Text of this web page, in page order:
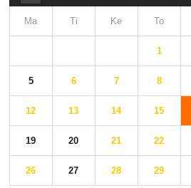
Ma Ti Ke To
1
5 6 7 8
12 13 14 15
19 20 21 22
26 27 28 29